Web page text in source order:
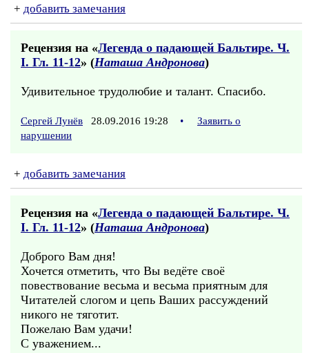
+ добавить замечания
Рецензия на «Легенда о падающей Бальтире. Ч.
I. Гл. 11-12» (Наташа Андронова)
Удивительное трудолюбие и талант. Спасибо.
Сергей Лунёв 28.09.2016 19:28 •
Заявить о
нарушении
+ добавить замечания
Рецензия на «Легенда о падающей Бальтире. Ч.
I. Гл. 11-12» (Наташа Андронова)
Доброго Вам дня!
Хочется отметить, что Вы ведёте своё
повествование весьма и весьма приятным для
Читателей слогом и цепь Ваших рассуждений
никого не тяготит.
Пожелаю Вам удачи!
С уважением...